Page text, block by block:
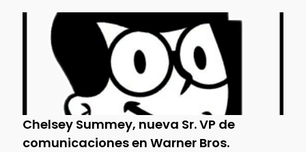
Chelsey Summey, nueva Sr. VP de
comunicaciones en Warner Bros.